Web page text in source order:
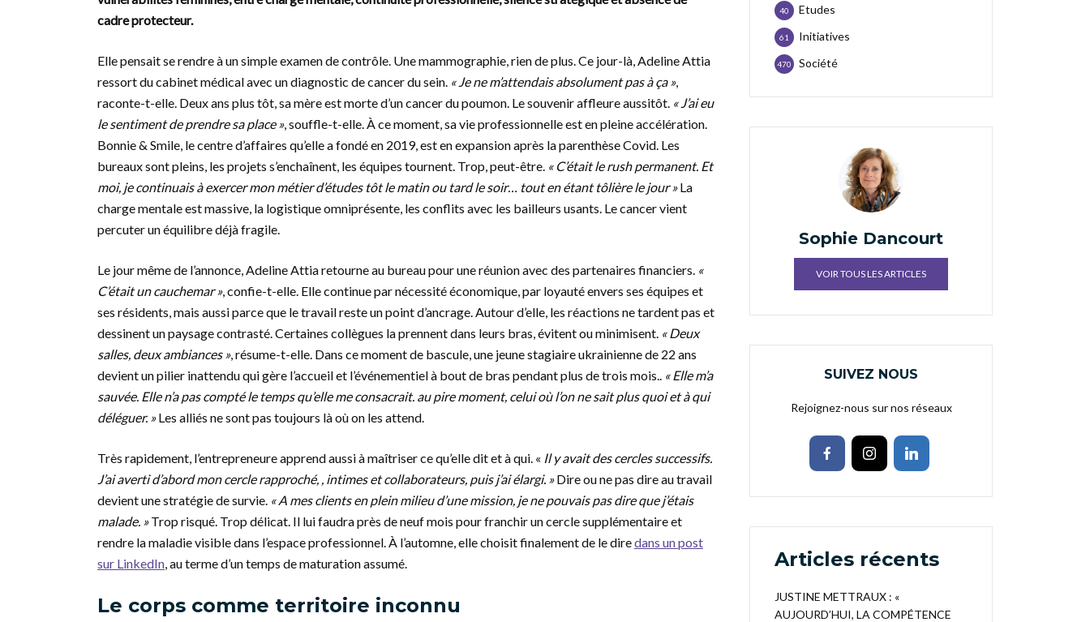
cadre protecteur.
Elle pensait se rendre à un simple examen de contrôle. Une mammographie, rien de plus. Ce jour-là, Adeline Attia
ressort du cabinet médical avec un diagnostic de cancer du sein. « Je ne m’attendais absolument pas à ça »,
raconte-t-elle. Deux ans plus tôt, sa mère est morte d’un cancer du poumon. Le souvenir affleure aussitôt. « J’ai eu
le sentiment de prendre sa place », souffle-t-elle. À ce moment, sa vie professionnelle est en pleine accélération.
Bonnie & Smile, le centre d’affaires qu’elle a fondé en 2019, est en expansion après la parenthèse Covid. Les
bureaux sont pleins, les projets s’enchaînent, les équipes tournent. Trop, peut-être. « C’était le rush permanent. Et
moi, je continuais à exercer mon métier d’études tôt le matin ou tard le soir… tout en étant tôlière le jour »La
charge mentale est massive, la logistique omniprésente, les conflits avec les bailleurs usants. Le cancer vient
percuter un équilibre déjà fragile.
Le jour même de l’annonce, Adeline Attia retourne au bureau pour une réunion avec des partenaires financiers. «
C’était un cauchemar », confie-t-elle. Elle continue par nécessité économique, par loyauté envers ses équipes et
ses résidents, mais aussi parce que le travail reste un point d’ancrage. Autour d’elle, les réactions ne tardent pas et
dessinent un paysage contrasté. Certaines collègues la prennent dans leurs bras, évitent ou minimisent. « Deux
salles, deux ambiances », résume-t-elle. Dans ce moment de bascule, une jeune stagiaire ukrainienne de 22 ans
devient un pilier inattendu qui gère l’accueil et l’événementiel à bout de bras pendant plus de trois mois.. « Elle m’a
sauvée. Elle n’a pas compté le temps qu’elle me consacrait. au pire moment, celui où l’on ne sait plus quoi et à qui
déléguer. »Les alliés ne sont pas toujours là où on les attend.
Très rapidement, l’entrepreneure apprend aussi à maîtriser ce qu’elle dit et à qui. « Il y avait des cercles successifs.
J’ai averti d’abord mon cercle rapproché, , intimes et collaborateurs, puis j’ai élargi. »Dire ou ne pas dire au travail
devient une stratégie de survie. « A mes clients en plein milieu d’une mission, je ne pouvais pas dire que j’étais
malade. »Trop risqué. Trop délicat. Il lui faudra près de neuf mois pour franchir un cercle supplémentaire et
rendre la maladie visible dans l’espace professionnel. À l’automne, elle choisit finalement de le diredans un post
sur LinkedIn, au terme d’un temps de maturation assumé.
Le corps comme territoire inconnu
Etudes
40
Initiatives
61
Société
470
Sophie Dancourt
VOIR TOUS LES ARTICLES
SUIVEZ NOUS
Rejoignez-nous sur nos réseaux
Articles récents
JUSTINE METTRAUX : «
AUJOURD’HUI, LA COMPÉTENCE